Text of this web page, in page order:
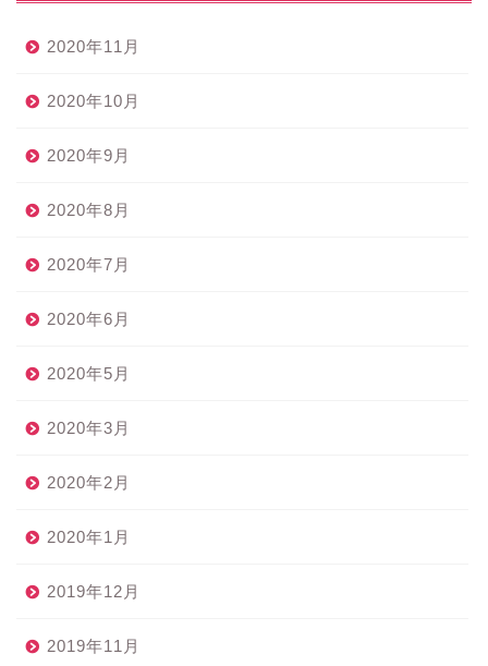
2020年11月
2020年10月
2020年9月
2020年8月
2020年7月
2020年6月
2020年5月
2020年3月
2020年2月
2020年1月
2019年12月
2019年11月